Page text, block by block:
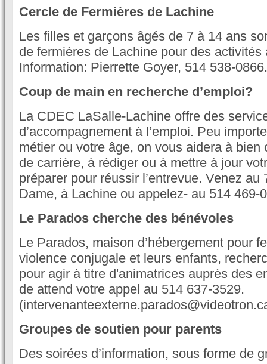
Cercle de Fermières de Lachine
Les filles et garçons âgés de 7 à 14 ans
de fermières de Lachine pour des activités
Information: Pierrette Goyer, 514 538-0866.
Coup de main en recherche d’emploi?
La CDEC LaSalle-Lachine offre des
d’accompagnement à l’emploi. Peu
métier ou votre âge, on vous aidera à bien
de carrière, à rédiger ou à mettre à jour
préparer pour réussir l’entrevue. Venez au
Dame, à Lachine ou appelez- au 514 469-
Le Parados cherche des bénévoles
Le Parados, maison d’hébergement pour
violence conjugale et leurs enfants,
pour agir à titre d'animatrices auprès des
de attend votre appel au 514 637-3529.
Groupes de soutien pour parents
Des soirées d’information, sous forme de